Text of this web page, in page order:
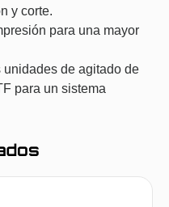
y corte.
para una mayor
de agitado de
para un sistema